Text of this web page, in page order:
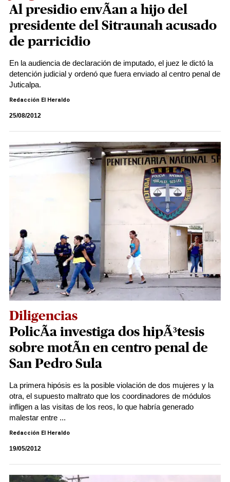
Al presidio envÃ­an a hijo del
presidente del Sitraunah acusado
de parricidio
En la audiencia de declaración de imputado, el juez le dictó la
detención judicial y ordenó que fuera enviado al centro penal de
Juticalpa.
Redacción El Heraldo
25/08/2012
Diligencias
PolicÃ­a investiga dos hipÃ³tesis
sobre motÃ­n en centro penal de
San Pedro Sula
La primera hipósis es la posible violación de dos mujeres y la
otra, el supuesto maltrato que los coordinadores de módulos
infligen a las visitas de los reos, lo que habría generado
malestar entre ...
Redacción El Heraldo
19/05/2012